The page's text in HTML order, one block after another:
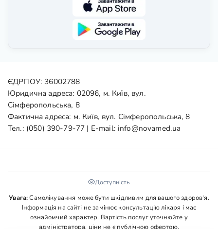
ЄДРПОУ: 36002788
Юридична адреса: 02096, м. Київ, вул.
Сімферопольська, 8
Фактична адреса: м. Київ, вул. Сімферопольська, 8
Тел.: (050) 390-79-77 | E-mail: info@novamed.ua
Доступність
Увага:Самолікування може бути шкідливим для вашого здоров'я.
Інформація на сайті не замінює консультацію лікаря і має
ознайомчий характер. Вартість послуг уточнюйте у
адміністратора, ціни не є публічною офертою.